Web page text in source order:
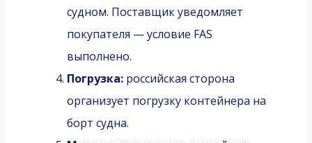
судном. Поставщик уведомляет
покупателя — условие FAS
выполнено.
Погрузка: российская сторона
организует погрузку контейнера на
борт судна.